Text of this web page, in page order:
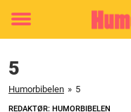
Toggle
5
Humorbibelen » 5
REDAKTØR: HUMORBIBELEN